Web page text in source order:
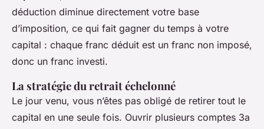
déduction diminue directement votre base
d’imposition, ce qui fait gagner du temps à votre
capital : chaque franc déduit est un franc non imposé,
donc un franc investi.
La stratégie du retrait échelonné
Le jour venu, vous n’êtes pas obligé de retirer tout le
capital en une seule fois. Ouvrir plusieurs comptes 3a